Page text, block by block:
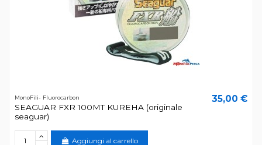
MonoFili- Fluorocarbon
SEAGUAR FXR 100MT KUREHA (originale
seaguar)
35,00 €
Aggiungi al carrello